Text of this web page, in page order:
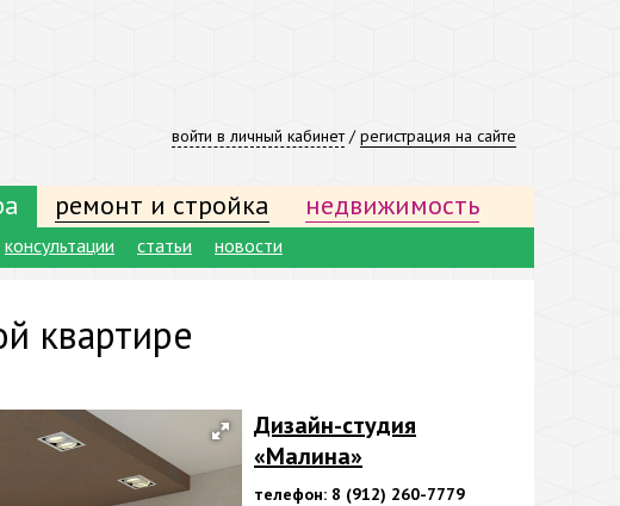
войти в личный кабинет/регистрация на сайте
ремонт и стройка недвижимость
консультации статьи новости
квартире
Дизайн-студия
«Малина»
телефон: 8 (912) 260-7779